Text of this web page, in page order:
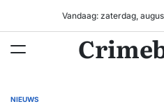
inhoud
Vandaag: zaterdag,
NIEUWS